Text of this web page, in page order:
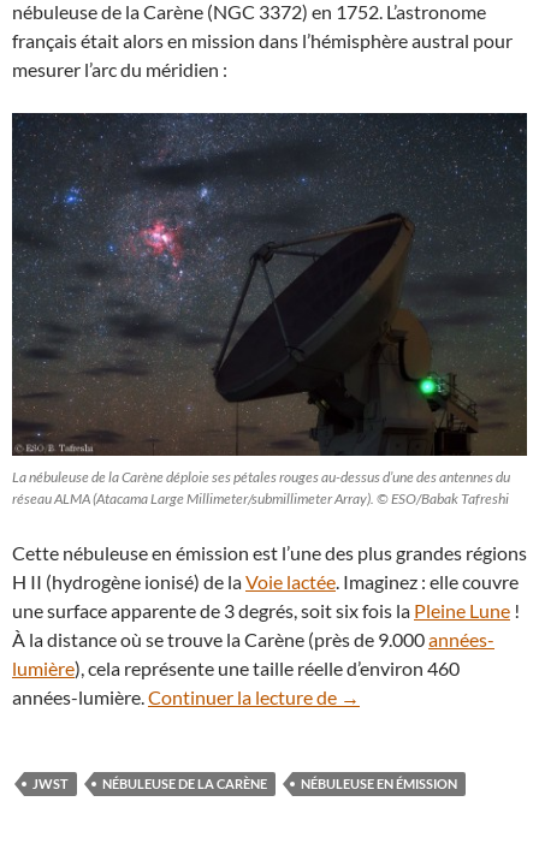
nébuleuse de la Carène (NGC 3372) en 1752. L’astronome
français était alors en mission dans l’hémisphère austral pour
mesurer l’arc du méridien :
La nébuleuse de la Carène déploie ses pétales rouges au-dessus d’une des antennes du
réseau ALMA (Atacama Large Millimeter/submillimeter Array). © ESO/Babak Tafreshi
Cette nébuleuse en émission est l’une des plus grandes régions
H II (hydrogène ionisé) de laVoie lactée. Imaginez : elle couvre
une surface apparente de 3 degrés, soit six fois la Pleine Lune !
À la distance où se trouve la Carène (près de 9.000années-
lumière), cela représente une taille réelle d’environ 460
années-lumière.Continuer la lecture de Dans la Carène, le
→
JWST NÉBULEUSE DE LA CARÈNE NÉBULEUSE EN ÉMISSION